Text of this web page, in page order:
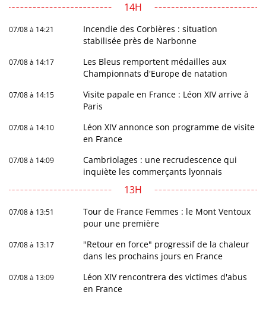
14H
07/08 à 14:21
Incendie des Corbières : situation
stabilisée près de Narbonne
07/08 à 14:17
Les Bleus remportent médailles aux
Championnats d'Europe de natation
07/08 à 14:15
Visite papale en France : Léon XIV arrive à
Paris
07/08 à 14:10
Léon XIV annonce son programme de visite
en France
07/08 à 14:09
Cambriolages : une recrudescence qui
inquiète les commerçants lyonnais
13H
07/08 à 13:51
Tour de France Femmes : le Mont Ventoux
pour une première
07/08 à 13:17
"Retour en force" progressif de la chaleur
dans les prochains jours en France
07/08 à 13:09
Léon XIV rencontrera des victimes d'abus
en France